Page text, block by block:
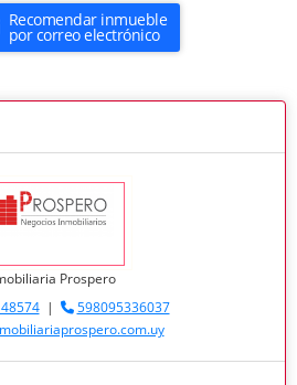
Recomendar inmueble
por correo electrónico
Prospero
|
598095336037